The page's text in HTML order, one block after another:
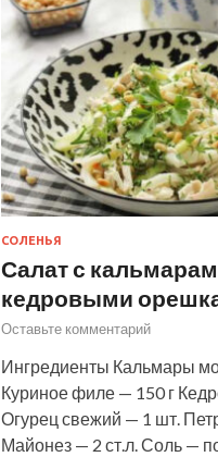
СОЛЕНЬЯ
Салат с
кедровыми
Оставьте комментарий
Ингредиенты Кальмары
Куриное филе — 150 г
Огурец свежий — 1 шт.
Майонез — 2 ст.л. Соль —